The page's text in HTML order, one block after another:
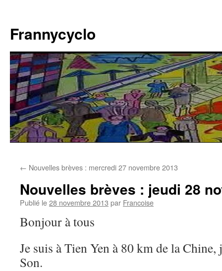
contenu
Frannycyclo
← Nouvelles brèves : mercredi 27 novembre 2013
Nouvelles brèves : jeudi 28
Publié le28 novembre 2013 par Francoise
Bonjour à tous
Je suis à Tien Yen à 80 km de la
Son.